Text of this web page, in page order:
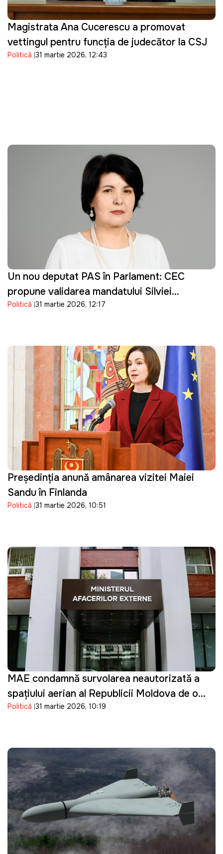
Magistrata Ana Cucerescu a promovat
vettingul pentru funcția de judecător la CSJ
Politică 31 martie 2026, 12:43
Un nou deputat PAS în Parlament: CEC
propune validarea mandatului Silviei
Bondarenco
Politică 31 martie 2026, 12:17
Președinția anunță amânarea vizitei Maiei
Sandu în Finlanda
Politică 31 martie 2026, 10:51
MAE condamnă survolarea neautorizată a
spațiului aerian al Republicii Moldova de o
dronă de tip Shahed: "O încălcare gravă"
Politică 31 martie 2026, 10:19